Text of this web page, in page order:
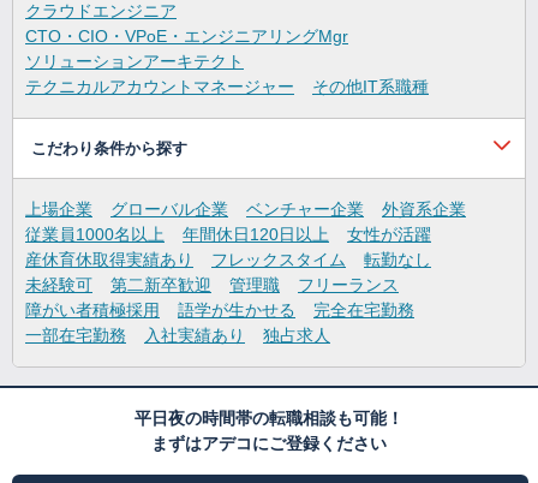
クラウドエンジニア
CTO・CIO・VPoE・エンジニアリングMgr
ソリューションアーキテクト
テクニカルアカウントマネージャー
その他IT系職種
こだわり条件から探す
上場企業 グローバル企業 ベンチャー企業
外資系企業
従業員1000名以上
年間休日120日以上
女性が活躍
産休育休取得実績あり
フレックスタイム
転勤なし
未経験可
第二新卒歓迎 管理職
フリーランス
障がい者積極採用
語学が生かせる
完全在宅勤務
一部在宅勤務
入社実績あり 独占求人
平日夜の時間帯の転職相談も可能！
まずはアデコにご登録ください